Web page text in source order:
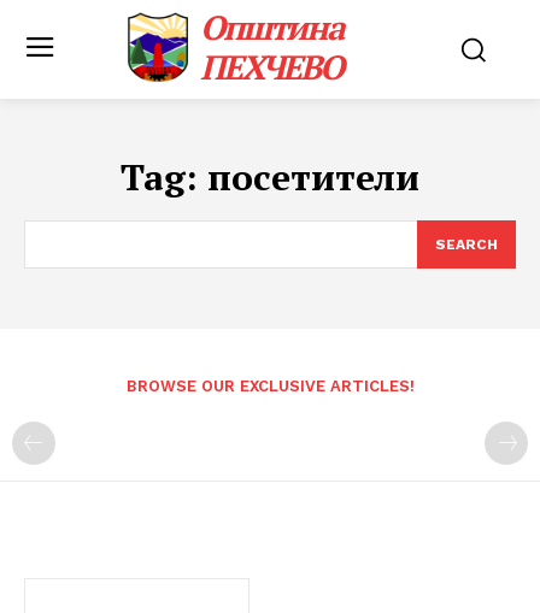
Општина
ПЕХЧЕВО
Tag: посетители
SEARCH
BROWSE OUR EXCLUSIVE ARTICLES!